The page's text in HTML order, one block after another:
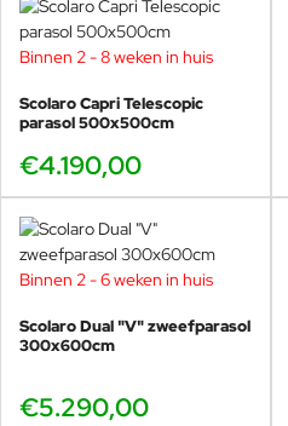
Binnen 2 - 8 weken in huis
Scolaro Capri Telescopic
parasol 500x500cm
€4.190,00
Binnen 2 - 6 weken in huis
Scolaro Dual "V" zweefparasol
300x600cm
€5.290,00